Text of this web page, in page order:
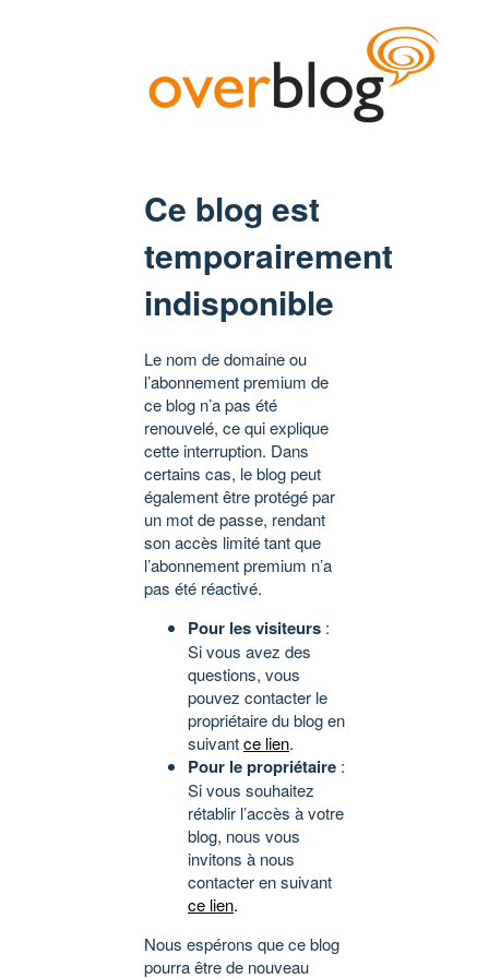
Ce blog est
temporairement
indisponible
Le nom de domaine ou
l’abonnement premium de
ce blog n’a pas été
renouvelé, ce qui explique
cette interruption. Dans
certains cas, le blog peut
également être protégé par
un mot de passe, rendant
son accès limité tant que
l’abonnement premium n’a
pas été réactivé.
Pour les visiteurs :
Si vous avez des
questions, vous
pouvez contacter le
propriétaire du blog en
suivantce lien.
Pour le propriétaire :
Si vous souhaitez
rétablir l’accès à votre
blog, nous vous
invitons à nous
contacter en suivant
ce lien.
Nous espérons que ce blog
pourra être de nouveau